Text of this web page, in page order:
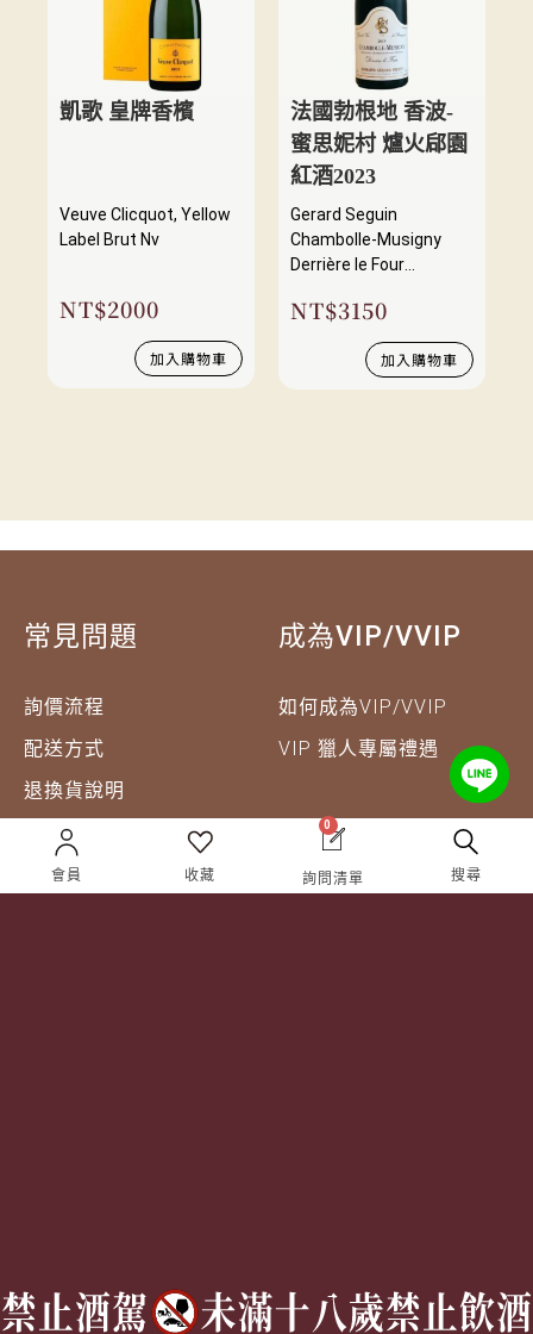
凱歌 皇牌香檳
Veuve Clicquot, Yellow
Label Brut Nv
NT$2000
加入購物車
法國勃根地 香波-
蜜思妮村 爐火郈園
紅酒2023
Gerard Seguin
Chambolle-Musigny
Derrière le Four
NT$3150
加入購物車
常見問題
詢價流程
配送方式
退換貨說明
成為VIP/VVIP
如何成為VIP/VVIP
VIP 獵人專屬禮遇
企業合作 關於獵酒人
TEL:
(02) 77305530
週一至週六 10AM – 7PM
會員 收藏
0
詢問清單 搜尋